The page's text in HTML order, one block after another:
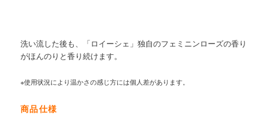
洗い流した後も、「ロイーシェ」独自のフェミニンローズの香り
がほんのりと香り続けます。
※使用状況により温かさの感じ方には個人差があります。
商品仕様